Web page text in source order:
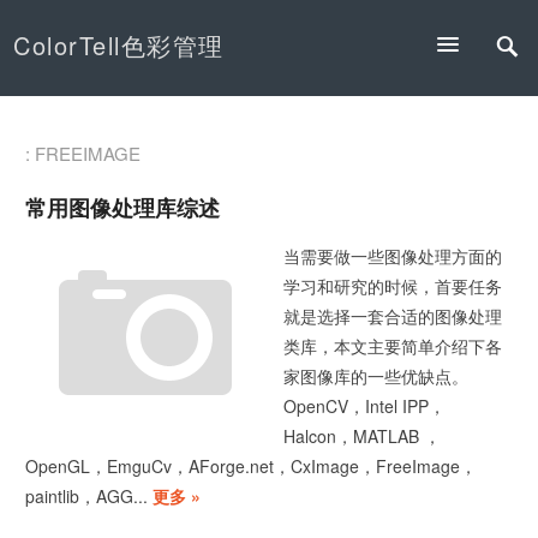
ColorTell色彩管理
: FREEIMAGE
常用图像处理库综述
当需要做一些图像处理方面的
学习和研究的时候，首要任务
就是选择一套合适的图像处理
类库，本文主要简单介绍下各
家图像库的一些优缺点。
OpenCV，Intel IPP，
Halcon，MATLAB ，
OpenGL，EmguCv，AForge.net，CxImage，FreeImage，
paintlib，AGG...更多 »